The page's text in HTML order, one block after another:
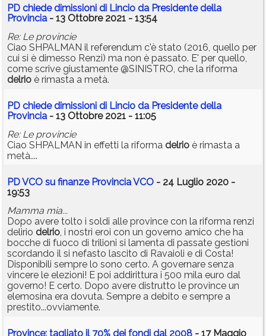
PD chiede dimissioni di Lincio da Presidente della
Provincia - 13 Ottobre 2021 - 13:54
Re: Le provincie
Ciao SHPALMAN il referendum c'è stato (2016, quello per
cui si è dimesso Renzi) ma non è passato. E' per quello,
come scrive giustamente @SINISTRO, che la riforma
delrio è rimasta a metà.
PD chiede dimissioni di Lincio da Presidente della
Provincia - 13 Ottobre 2021 - 11:05
Re: Le provincie
Ciao SHPALMAN in effetti la riforma delrio è rimasta a
metà....
PD VCO su finanze Provincia VCO - 24 Luglio 2020 -
19:53
Mamma mia...
Dopo avere tolto i soldi alle province con la riforma renzi
delirio delrio, i nostri eroi con un governo amico che ha
bocche di fuoco di trilioni si lamenta di passate gestioni
scordando il si nefasto lascito di Ravaioli e di Costa!
Disponibili sempre lo sono certo. A governare senza
vincere le elezioni! E poi addirittura i 500 mila euro dal
governo! E certo. Dopo avere distrutto le province un
elemosina era dovuta. Sempre a debito e sempre a
prestito...ovviamente.
Province: tagliato il 70% dei fondi dal 2008 - 17 Maggio